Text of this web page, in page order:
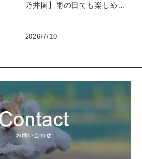
乃井園】雨の日でも楽しめる
2026/7/10